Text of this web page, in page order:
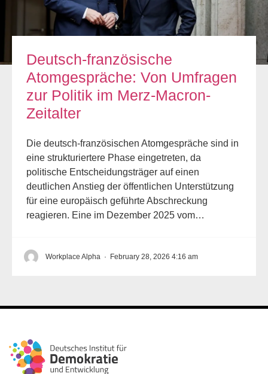
Deutsch-französische
Atomgespräche: Von Umfragen
zur Politik im Merz-Macron-
Zeitalter
Die deutsch-französischen Atomgespräche sind in
eine strukturiertere Phase eingetreten, da
politische Entscheidungsträger auf einen
deutlichen Anstieg der öffentlichen Unterstützung
für eine europäisch geführte Abschreckung
reagieren. Eine im Dezember 2025 vom…
Workplace Alpha · February 28, 2026 4:16 am